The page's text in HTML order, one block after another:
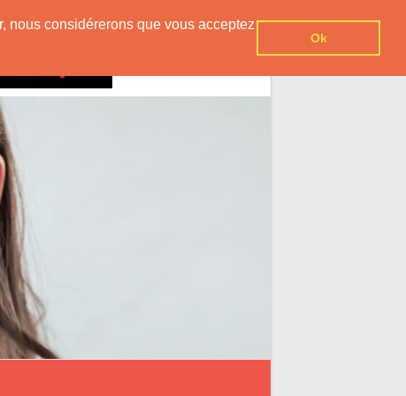
nous considérerons que vous acceptez
Ok